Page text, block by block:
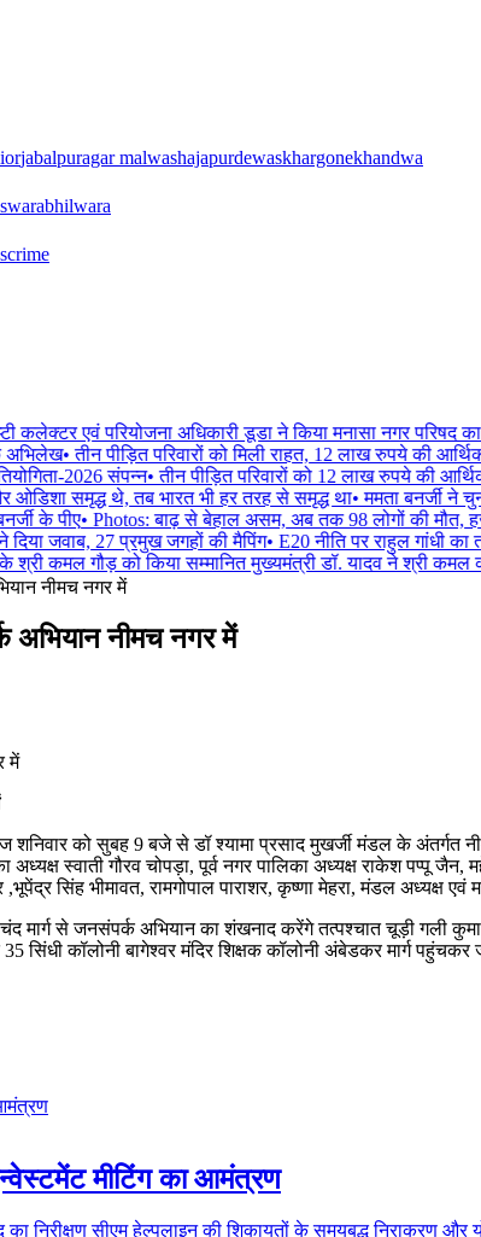
jabalpuragar malwashajapurdewaskhargonekhandwa
bhilwara
crime
कलेक्टर एवं परियोजना अधिकारी डूडा ने किया मनासा नगर परिषद
अभिलेख•तीन पीड़ित परिवारों को मिली राहत, 12 लाख रुपये की
2026 संपन्न•तीन पीड़ित परिवारों को 12 लाख रुपये की
समृद्ध थे, तब भारत भी हर तरह से समृद्ध था•ममता बनर्जी ने
के पीए•Photos: बाढ़ से बेहाल असम, अब तक 98 लोगों की मौत,
जवाब, 27 प्रमुख जगहों की मैपिंग•E20 नीति पर राहुल गांधी का
श्री कमल गौड़ को किया सम्मानित मुख्यमंत्री डॉ. यादव ने श्री कमल
नीमच नगर में
अभियान नीमच नगर में
शनिवार को सुबह 9 बजे से डॉ श्यामा प्रसाद मुखर्जी मंडल के
स्वाती गौरव चोपड़ा, पूर्व नगर पालिका अध्यक्ष राकेश पप्पू
सिंह भीमावत, रामगोपाल पाराशर, कृष्णा मेहरा, मंडल अध्यक्ष एवं
मार्ग से जनसंपर्क अभियान का शंखनाद करेंगे तत्पश्चात चूड़ी गली
सिंधी कॉलोनी बागेश्वर मंदिर शिक्षक कॉलोनी अंबेडकर मार्ग
मीटिंग का आमंत्रण